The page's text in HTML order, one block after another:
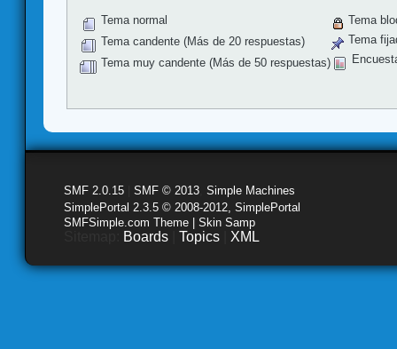
Tema normal
Tema candente (Más de 20 respuestas)
Tema muy candente (Más de 50 respuestas)
Tema
Tema
SMF 2.0.15 SMF © 2013 Simple Machines
SimplePortal 2.3.5 © 2008-2012, SimplePortal
SMFSimple.com Theme | Skin Samp
Boards Topics XML